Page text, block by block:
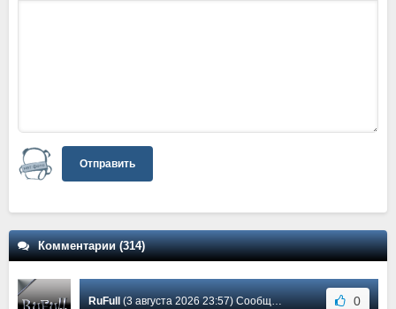
Отправить
Комментарии (314)
RuFull (3 августа 2026 23:57) Сообщение #304 0